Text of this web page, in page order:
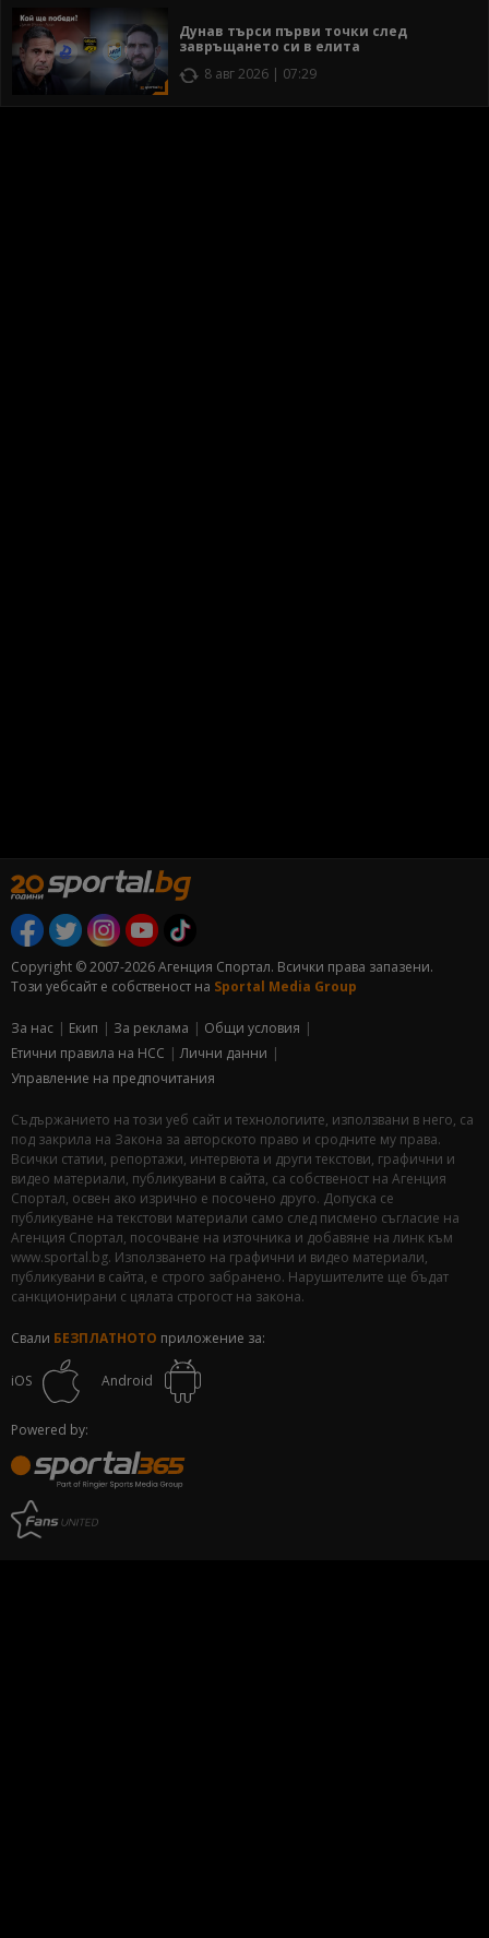
Дунав търси първи точки след
завръщането си в елита
8 авг 2026 | 07:29
Copyright © 2007-2026 Агенция Спортал. Всички права запазени.
Този уебсайт е собственост на Sportal Media Group
За нас Екип За рекламa
Общи условия
Етични правила на НСС
Лични данни
Управление на предпочитания
Съдържанието на този уеб сайт и технологиите, използвани в него, са
под закрила на Закона за авторското право и сродните му права.
Всички статии, репортажи, интервюта и други текстови, графични и
видео материали, публикувани в сайта, са собственост на Агенция
Спортал, освен ако изрично е посочено друго. Допуска се
публикуване на текстови материали само след писмено съгласие на
Агенция Спортал, посочване на източника и добавяне на линк към
www.sportal.bg. Използването на графични и видео материали,
публикувани в сайта, е строго забранено. Нарушителите ще бъдат
санкционирани с цялата строгост на закона.
Свали БЕЗПЛАТНОТО приложение за:
iOS Android
Powered by: